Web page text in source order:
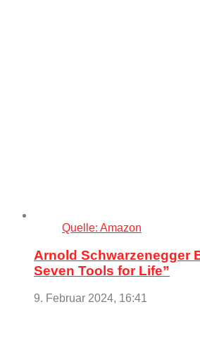
Quelle: Amazon
Arnold Schwarzenegger
Seven Tools for Life”
9. Februar 2024, 16:41